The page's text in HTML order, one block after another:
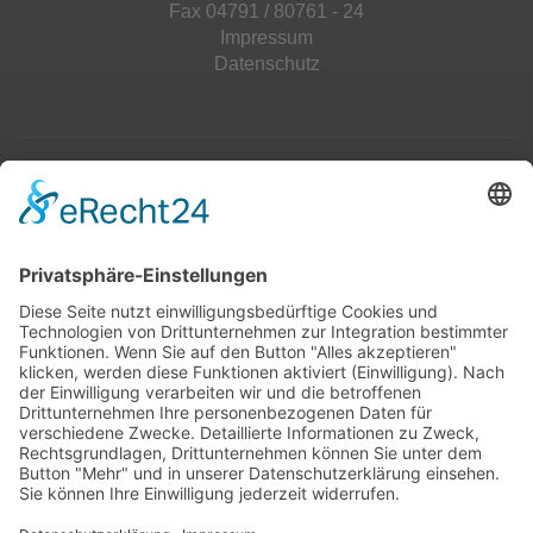
Fax 04791 / 80761 - 24
Impressum
Datenschutz
Jahrescharts
Top 100
Hot 50
Top Neueinsteiger
Highscores